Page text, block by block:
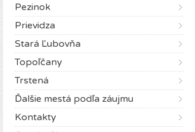
Pezinok
Prievidza
Stará Ľubovňa
Topoľčany
Trstená
Ďalšie mestá podľa záujmu
Kontakty